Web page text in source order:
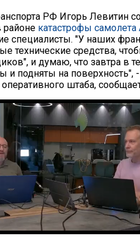
РФ Игорь Левитин
районе катастрофы самолета
специалисты. "У наших
технические средства,
и думаю, что завтра в
и подняты на поверхность",
штаба,